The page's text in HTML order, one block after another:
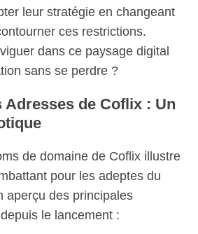
leur stratégie en changeant
ces restrictions.
dans ce paysage digital
sans se perdre ?
Adresses de Coflix : Un
de domaine de Coflix illustre
pour les adeptes du
aperçu des principales
le lancement :